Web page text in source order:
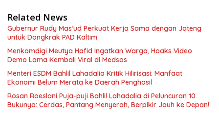
Related News
Gubernur Rudy Mas’ud Perkuat Kerja Sama dengan Jateng
untuk Dongkrak PAD Kaltim
Menkomdigi Meutya Hafid Ingatkan Warga, Hoaks Video
Demo Lama Kembali Viral di Medsos
Menteri ESDM Bahlil Lahadalia Kritik Hilirisasi: Manfaat
Ekonomi Belum Merata ke Daerah Penghasil
Rosan Roeslani Puja-puji Bahlil Lahadalia di Peluncuran 10
Bukunya: Cerdas, Pantang Menyerah, Berpikir Jauh ke Depan!